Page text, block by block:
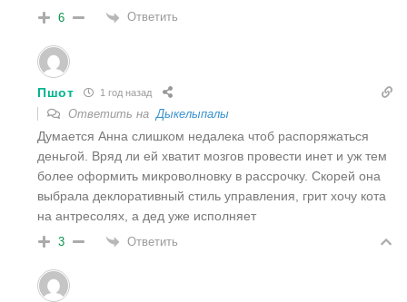
6 Ответить
Пшот 1 год назад
Ответить на Дыкелыпалы
Думается Анна слишком недалека чтоб распоряжаться
деньгой. Вряд ли ей хватит мозгов провести инет и уж тем
более оформить микроволновку в рассрочку. Скорей она
выбрала деклоративный стиль управления, грит хочу кота
на антресолях, а дед уже исполняет
3 Ответить